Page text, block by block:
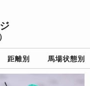
距離別 馬場状態別